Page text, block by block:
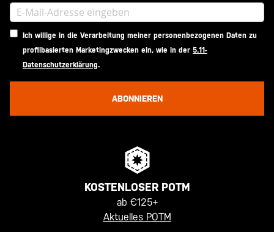
Ich willige in die Verarbeitung meiner personenbezogenen Daten zu
profilbasierten Marketingzwecken ein, wie in der 5.11-
Datenschutzerklärung.
ABONNIEREN
KOSTENLOSER POTM
ab €125+
Aktuelles POTM